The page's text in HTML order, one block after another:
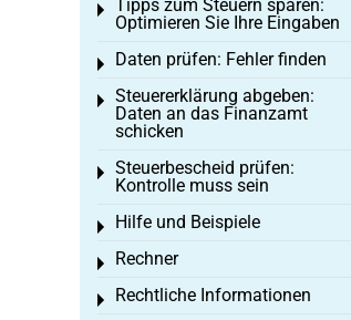
Tipps zum Steuern sparen:
Optimieren Sie Ihre Eingaben
Toggle menu
Daten prüfen: Fehler finden
Toggle menu
Steuererklärung abgeben:
Daten an das Finanzamt
schicken
Toggle menu
Steuerbescheid prüfen:
Kontrolle muss sein
Toggle menu
Hilfe und Beispiele
Toggle menu
Rechner
Toggle menu
Rechtliche Informationen
Toggle menu